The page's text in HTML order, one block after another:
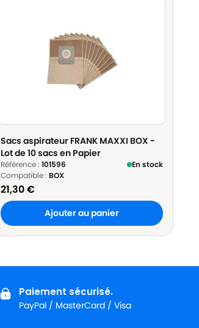
Sacs aspirateur FRANK MAXXI BOX -
Lot de 10 sacs en Papier
Référence :101596
En stock
Compatible :BOX
21,30€
Ajouter au panier
Paiement sécurisé.
PayPal / MasterCard / Visa